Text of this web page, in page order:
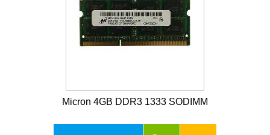
Micron 4GB DDR3 1333 SODIMM